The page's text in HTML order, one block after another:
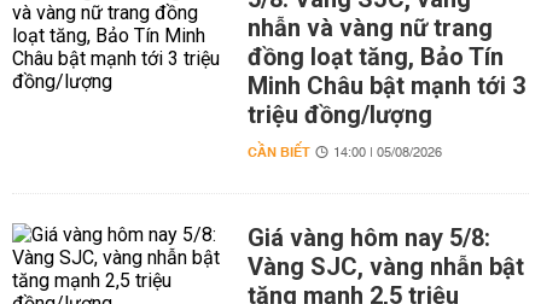
nhẫn và vàng nữ trang
đồng loạt tăng, Bảo Tín
Minh Châu bật mạnh tới 3
triệu đồng/lượng
CẦN BIẾT 14:00 | 05/08/2026
Giá vàng hôm nay 5/8:
Vàng SJC, vàng nhẫn bật
tăng mạnh 2,5 triệu